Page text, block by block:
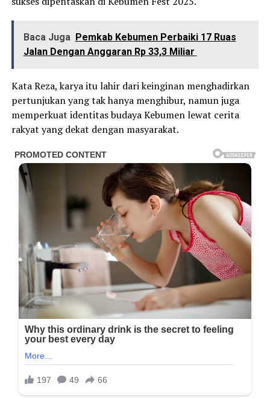
Baca Juga Pemkab Kebumen Perbaiki 17 Ruas
Jalan Dengan Anggaran Rp 33,3 Miliar
Kata Reza, karya itu lahir dari keinginan menghadirkan
pertunjukan yang tak hanya menghibur, namun juga
memperkuat identitas budaya Kebumen lewat cerita
rakyat yang dekat dengan masyarakat.